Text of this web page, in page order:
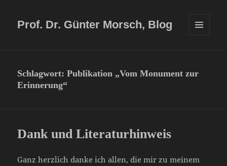
Prof. Dr. Günter Morsch, Blog
Schlagwort:Publikation „Vom Monument zur
Erinnerung“
Dank und Literaturhinweis
Ganz herzlich danke ich allen, die mir zu meinem